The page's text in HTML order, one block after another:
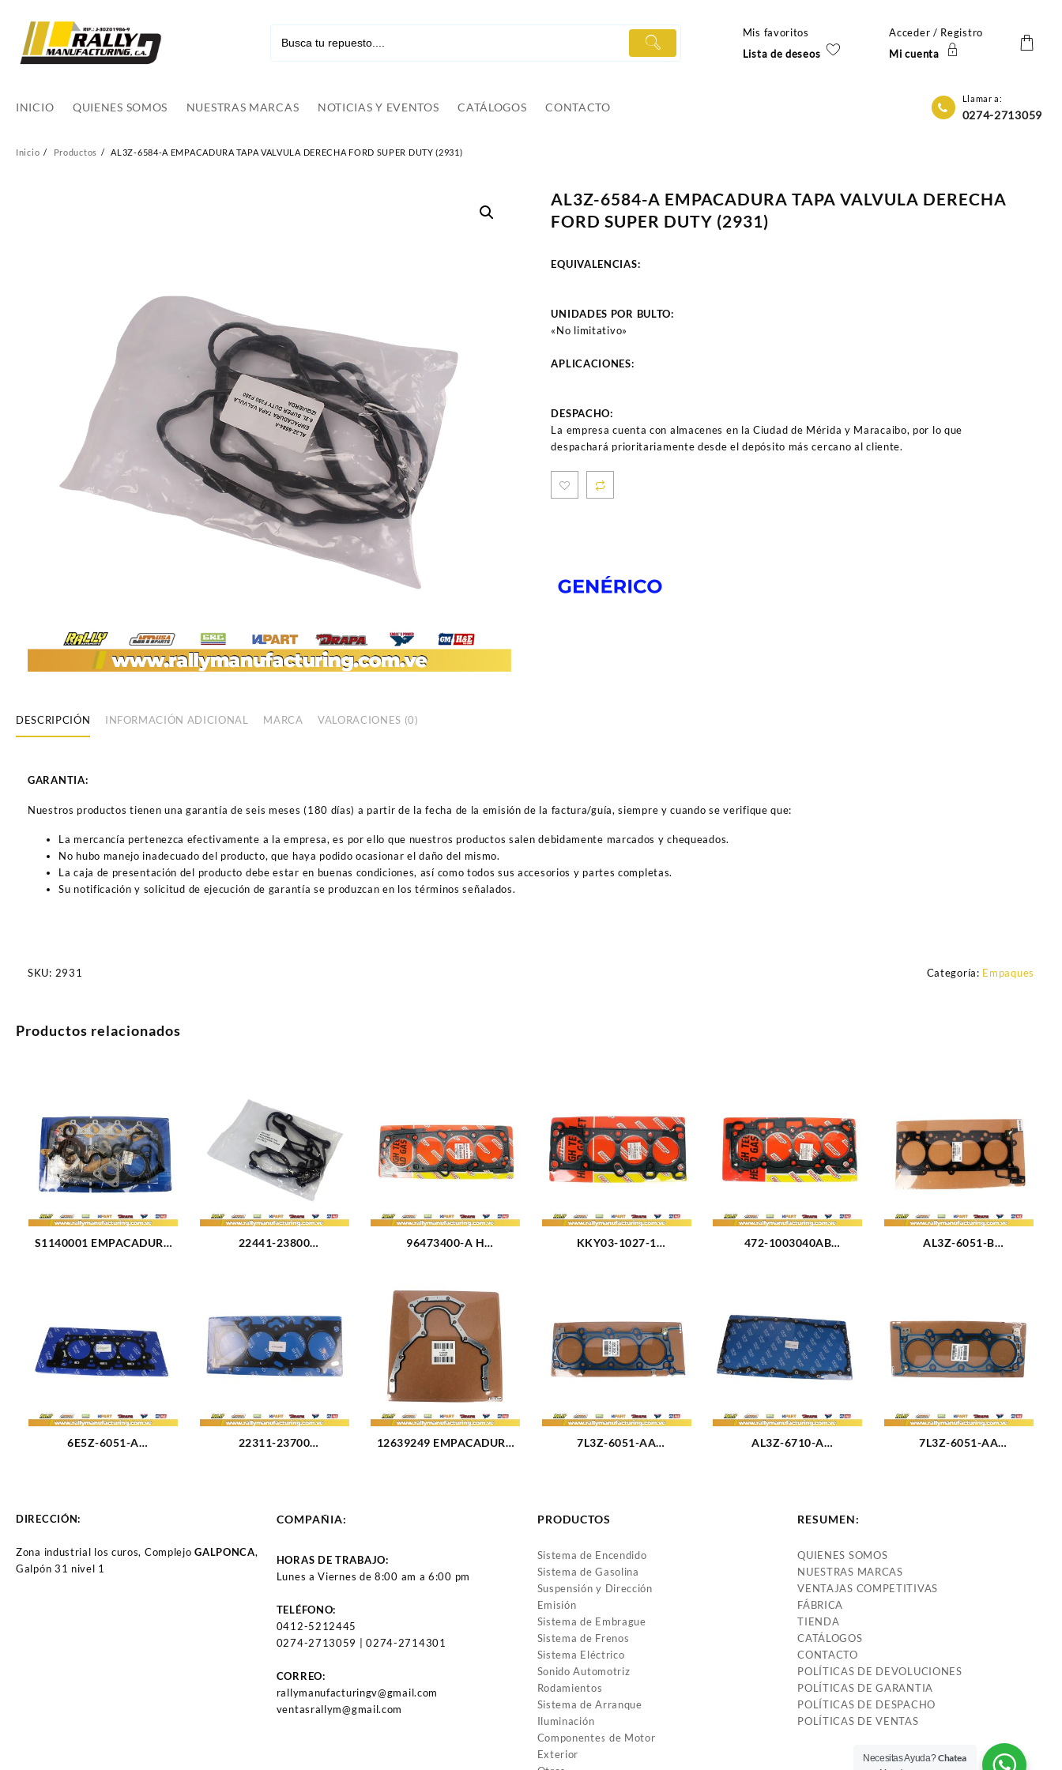
contenido
Mis favoritos
Lista de deseos
Acceder / Registro
Mi cuenta
INICIO QUIENES SOMOS NUESTRAS MARCAS NOTICIAS Y EVENTOS CATÁLOGOS CONTACTO
Llamar a:
0274-2713059
Inicio Productos AL3Z-6584-A EMPACADURA TAPA VALVULA DERECHA FORD SUPER DUTY (2931)
AL3Z-6584-A EMPACADURA TAPA VALVULA DERECHA
FORD SUPER DUTY (2931)
EQUIVALENCIAS:
UNIDADES POR BULTO:
«No limitativo»
APLICACIONES:
DESPACHO:
La empresa cuenta con almacenes en la Ciudad de Mérida y Maracaibo, por lo que
despachará prioritariamente desde el depósito más cercano al cliente.
DESCRIPCIÓN INFORMACIÓN ADICIONAL MARCA VALORACIONES (0)
GARANTIA:
Nuestros productos tienen una garantía de seis meses (180 días) a partir de la fecha de la emisión de la factura/guía, siempre y cuando se verifique que:
La mercancía pertenezca efectivamente a la empresa, es por ello que nuestros productos salen debidamente marcados y chequeados.
No hubo manejo inadecuado del producto, que haya podido ocasionar el daño del mismo.
La caja de presentación del producto debe estar en buenas condiciones, así como todos sus accesorios y partes completas.
Su notificación y solicitud de ejecución de garantía se produzcan en los términos señalados.
SKU: 2931 Categoría: Empaques
Productos relacionados
S1140001 EMPACADURA
22441-23800
96473400-A H
KKY03-1027-1
472-1003040AB
AL3Z-6051-B
6E5Z-6051-A
22311-23700
12639249 EMPACADURA
7L3Z-6051-AA
AL3Z-6710-A
7L3Z-6051-AA
DIRECCIÓN:
Zona industrial los curos, ComplejoGALPONCA,
Galpón 31 nivel 1
COMPAÑIA:
HORAS DE TRABAJO:
Lunes a Viernes de 8:00 am a 6:00 pm
TELÉFONO:
0412-5212445
0274-2713059 | 0274-2714301
CORREO:
rallymanufacturingv@gmail.com
ventasrallym@gmail.com
PRODUCTOS
Sistema de Encendido
Sistema de Gasolina
Suspensión y Dirección
Emisión
Sistema de Embrague
Sistema de Frenos
Sistema Eléctrico
Sonido Automotriz
Rodamientos
Sistema de Arranque
Iluminación
Componentes de Motor
Exterior
RESUMEN:
QUIENES SOMOS
NUESTRAS MARCAS
VENTAJAS COMPETITIVAS
FÁBRICA
TIENDA
CATÁLOGOS
CONTACTO
POLÍTICAS DE DEVOLUCIONES
POLÍTICAS DE GARANTIA
POLÍTICAS DE DESPACHO
POLÍTICAS DE VENTAS
Necesitas Ayuda?Chatea